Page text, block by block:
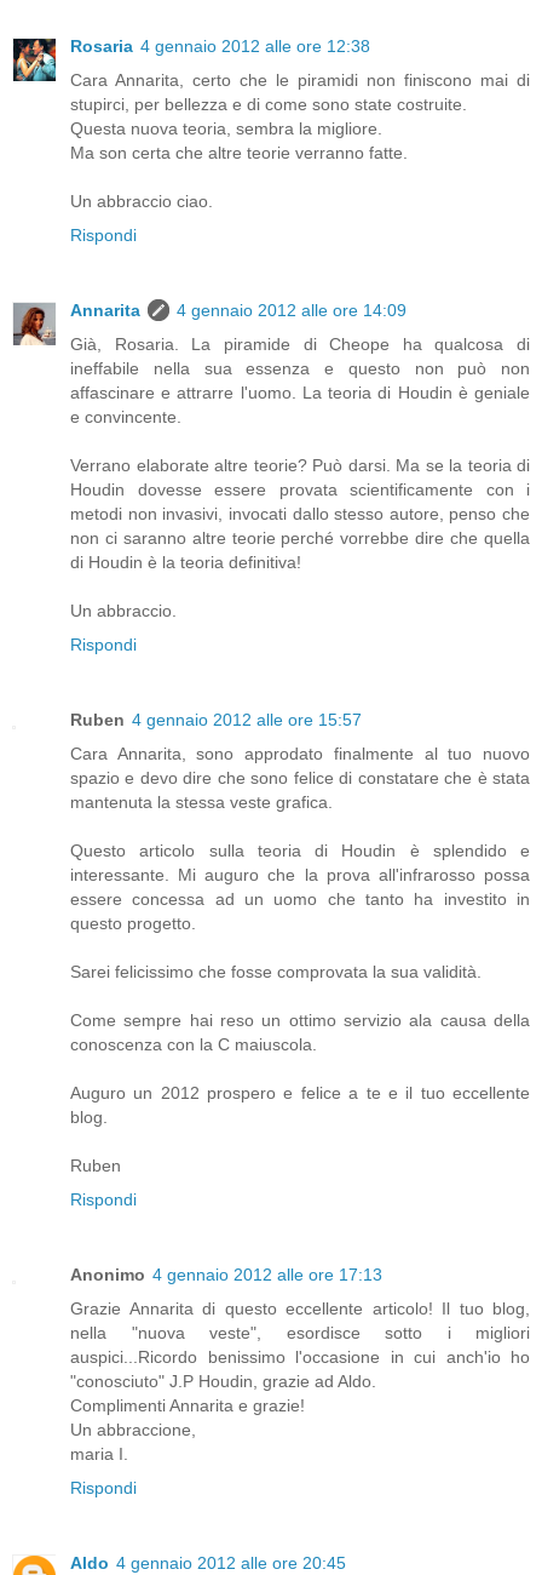
Rosaria 4 gennaio 2012 alle ore 12:38
Cara Annarita, certo che le piramidi non finiscono mai di
stupirci, per bellezza e di come sono state costruite.
Questa nuova teoria, sembra la migliore.
Ma son certa che altre teorie verranno fatte.
Un abbraccio ciao.
Rispondi
Annarita
4 gennaio 2012 alle ore 14:09
Già, Rosaria. La piramide di Cheope ha qualcosa di
ineffabile nella sua essenza e questo non può non
affascinare e attrarre l'uomo. La teoria di Houdin è geniale
e convincente.
Verrano elaborate altre teorie? Può darsi. Ma se la teoria di
Houdin dovesse essere provata scientificamente con i
metodi non invasivi, invocati dallo stesso autore, penso che
non ci saranno altre teorie perché vorrebbe dire che quella
di Houdin è la teoria definitiva!
Un abbraccio.
Rispondi
Ruben 4 gennaio 2012 alle ore 15:57
Cara Annarita, sono approdato finalmente al tuo nuovo
spazio e devo dire che sono felice di constatare che è stata
mantenuta la stessa veste grafica.
Questo articolo sulla teoria di Houdin è splendido e
interessante. Mi auguro che la prova all'infrarosso possa
essere concessa ad un uomo che tanto ha investito in
questo progetto.
Sarei felicissimo che fosse comprovata la sua validità.
Come sempre hai reso un ottimo servizio ala causa della
conoscenza con la C maiuscola.
Auguro un 2012 prospero e felice a te e il tuo eccellente
blog.
Ruben
Rispondi
Anonimo 4 gennaio 2012 alle ore 17:13
Grazie Annarita di questo eccellente articolo! Il tuo blog,
nella "nuova veste", esordisce sotto i migliori
auspici...Ricordo benissimo l'occasione in cui anch'io ho
"conosciuto" J.P Houdin, grazie ad Aldo.
Complimenti Annarita e grazie!
Un abbraccione,
maria I.
Rispondi
Aldo 4 gennaio 2012 alle ore 20:45